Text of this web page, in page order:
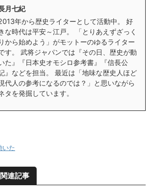
月七紀
年から歴史ライターとして活動中。 好
な時代は平安～江戸。 「とりあえずざっく
りから始めよう」がモットーのゆるライター
す。 武将ジャパンでは『その日、歴史が動
た』『日本史オモシロ参考書』『信長公
』などを担当。 最近は「地味な歴史人ほど
代人の参考になるのでは？」と思いながら
タを発掘しています。
いた
連記事